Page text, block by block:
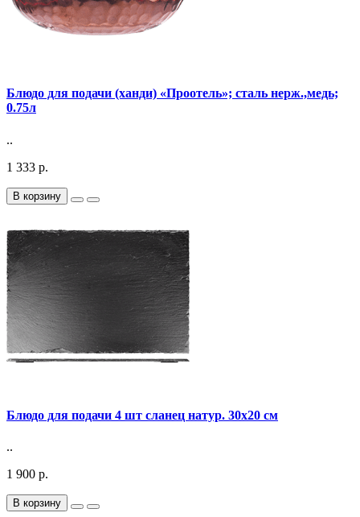
Блюдо для подачи (ханди) «Проотель»; сталь нерж.,медь;
0.75л
..
1 333 р.
В корзину
Блюдо для подачи 4 шт сланец натур. 30х20 см
..
1 900 р.
В корзину